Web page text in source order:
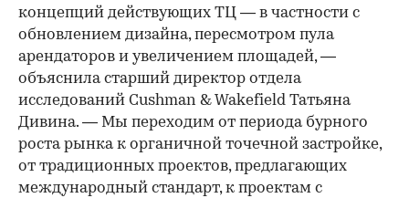
концепций действующих ТЦ — в частности с
обновлением дизайна, пересмотром пула
арендаторов и увеличением площадей, —
объяснила старший директор отдела
исследований Cushman & Wakefield Татьяна
Дивина. — Мы переходим от периода бурного
роста рынка к органичной точечной застройке,
от традиционных проектов, предлагающих
международный стандарт, к проектам с